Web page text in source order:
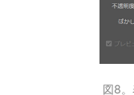
図8